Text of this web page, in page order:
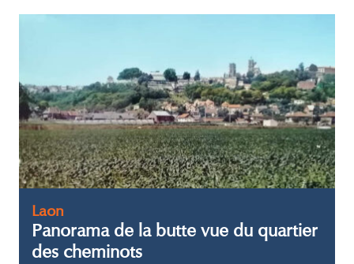
Laon
Panorama de la butte vue du quartier
des cheminots